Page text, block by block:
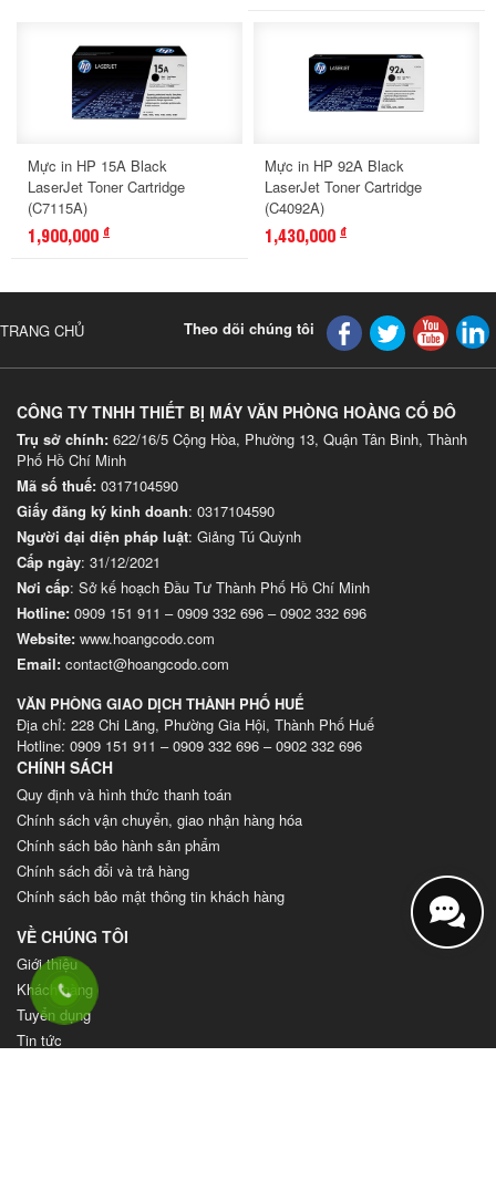
Mực in HP 15A Black
LaserJet Toner Cartridge
(C7115A)
1,900,000 đ
Mực in HP 92A Black
LaserJet Toner Cartridge
(C4092A)
1,430,000 đ
TRANG CHỦ Theo dõi chúng tôi
CÔNG TY TNHH THIẾT BỊ MÁY VĂN PHÒNG HOÀNG CỐ ĐÔ
Trụ sở chính: 622/16/5 Cộng Hòa, Phường 13, Quận Tân Binh, Thành
Phố Hồ Chí Minh
Mã số thuế: 0317104590
Giấy đăng ký kinh doanh: 0317104590
Người đại diện pháp luật: Giảng Tú Quỳnh
Cấp ngày: 31/12/2021
Nơi cấp: Sở kế hoạch Đầu Tư Thành Phố Hồ Chí Minh
Hotline: 0909 151 911 –0909 332 696 –0902 332 696
Website: www.hoangcodo.com
Email: contact@hoangcodo.com
VĂN PHÒNG GIAO DỊCH THÀNH PHỐ HUẾ
Địa chỉ: 228 Chi Lăng, Phường Gia Hội, Thành Phố Huế
Hotline: 0909 151 911 – 0909 332 696 – 0902 332 696
CHÍNH SÁCH
Quy định và hình thức thanh toán
Chính sách vận chuyển, giao nhận hàng hóa
Chính sách bảo hành sản phẩm
Chính sách đổi và trả hàng
Chính sách bảo mật thông tin khách hàng
VỀ CHÚNG TÔI
Giới thiệu
Khách hàng
Tuyển dụng
Tin tức